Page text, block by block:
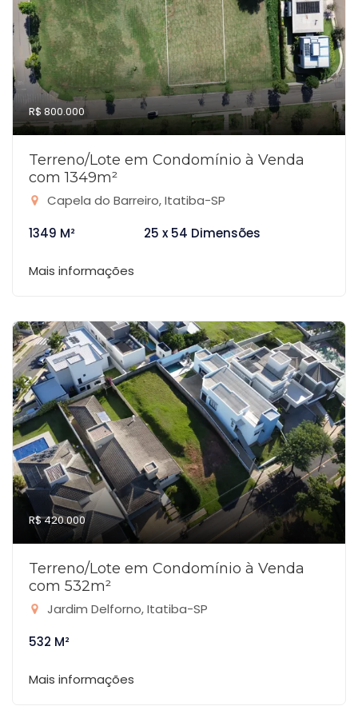
R$ 800.000
Terreno/Lote em Condomínio à Venda
com 1349m²
Capela do Barreiro, Itatiba-SP
1349 M²
25 x 54 Dimensões
Mais informações
R$ 420.000
Terreno/Lote em Condomínio à Venda
com 532m²
Jardim Delforno, Itatiba-SP
532 M²
Mais informações